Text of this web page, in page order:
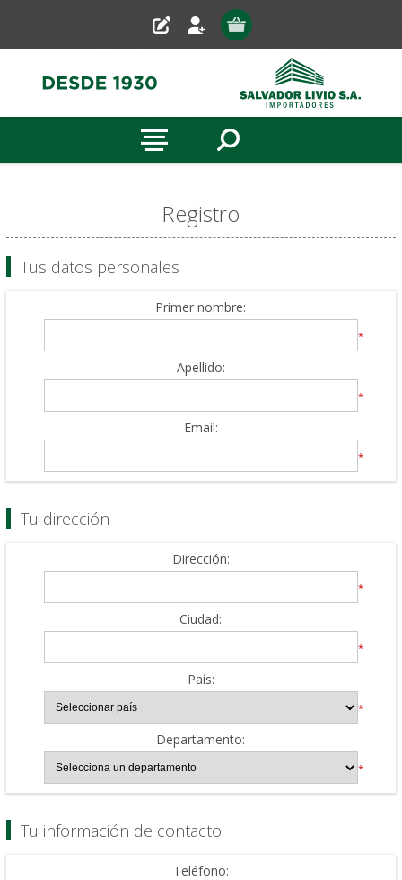
Registro
Tus datos personales
Primer nombre:
*
Apellido:
*
Email:
*
Tu dirección
Dirección:
*
Ciudad:
*
País:
*
Departamento:
*
Tu información de contacto
Teléfono: